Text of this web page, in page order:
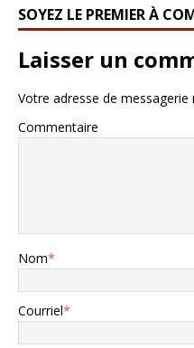
SOYEZ LE PREMIER À
Laisser un
Votre adresse de messagerie
Commentaire
Nom*
Courriel*